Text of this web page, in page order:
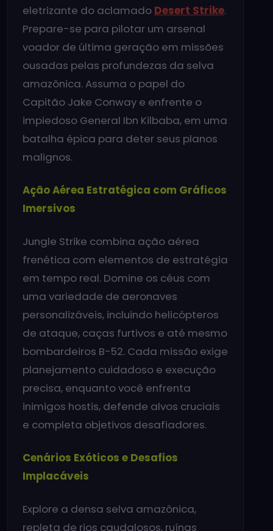
eletrizante do aclamado Desert Strike.
Prepare-se para pilotar um arsenal
voador de última geração em missões
ousadas pelas profundezas da selva
amazônica. Assuma o papel do
Capitão Jake Conway e enfrente o
impiedoso General Ibn Kilbaba, em uma
batalha épica para deter seus planos
malignos.
Ação Aérea Estratégica com Gráficos
Imersivos
Jungle Strike combina ação aérea
frenética com elementos de estratégia
em tempo real. Domine os céus com
uma variedade de aeronaves
personalizáveis, incluindo helicópteros
de ataque, caças furtivos e até mesmo
bombardeiros B-52. Cada missão exige
planejamento cuidadoso e execução
precisa, enquanto você enfrenta
inimigos hostis, defende alvos cruciais
e completa objetivos desafiadores.
Cenários Exóticos e Desafios
Implacáveis
Explore a densa selva amazônica,
repleta de rios caudalosos, ruínas